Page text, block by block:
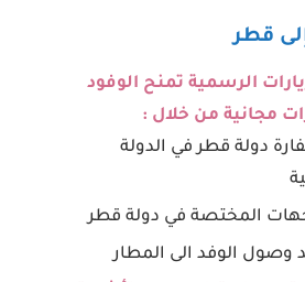
قطر
الرسمية تمنح الوفود
مجانية من خلال :
دولة قطر في الدولة
المختصة في دولة قطر
وصول الوفد الى المطار